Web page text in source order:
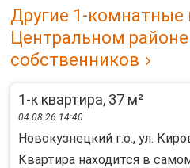
Другие 1-комнатные
Центральном
собственников
1-к квартира, 37 м²
04.08.26 14:40
Новокузнецкий г.о., ул.
Квартира находится в